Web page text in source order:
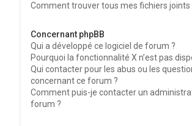
Comment trouver tous mes fichiers joints
Concernant phpBB
Qui a développé ce logiciel de forum ?
Pourquoi la fonctionnalité X n’est pas
Qui contacter pour les abus ou les
concernant ce forum ?
Comment puis-je contacter un
forum ?